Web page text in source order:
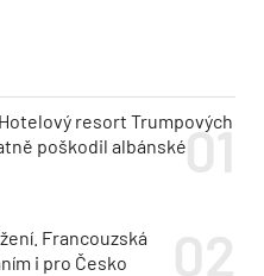
resort Trumpových
poškodil albánské
Francouzská
i pro Česko